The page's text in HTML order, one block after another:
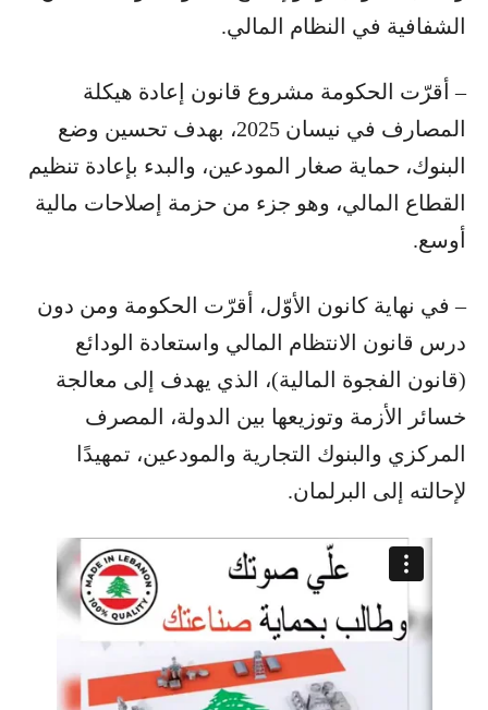
الشفافية في النظام المالي.
– أقرّت الحكومة مشروع قانون إعادة هيكلة
المصارف في نيسان 2025، بهدف تحسين وضع
البنوك، حماية صغار المودعين، والبدء بإعادة تنظيم
القطاع المالي، وهو جزء من حزمة إصلاحات مالية
أوسع.
– في نهاية كانون الأوّل، أقرّت الحكومة ومن دون
درس قانون الانتظام المالي واستعادة الودائع
(قانون الفجوة المالية)، الذي يهدف إلى معالجة
خسائر الأزمة وتوزيعها بين الدولة، المصرف
المركزي والبنوك التجارية والمودعين، تمهيدًا
لإحالته إلى البرلمان.